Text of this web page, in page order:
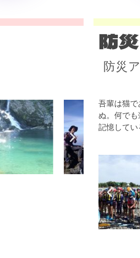
防災
防災
吾輩は猫
ぬ。何で
記憶してい